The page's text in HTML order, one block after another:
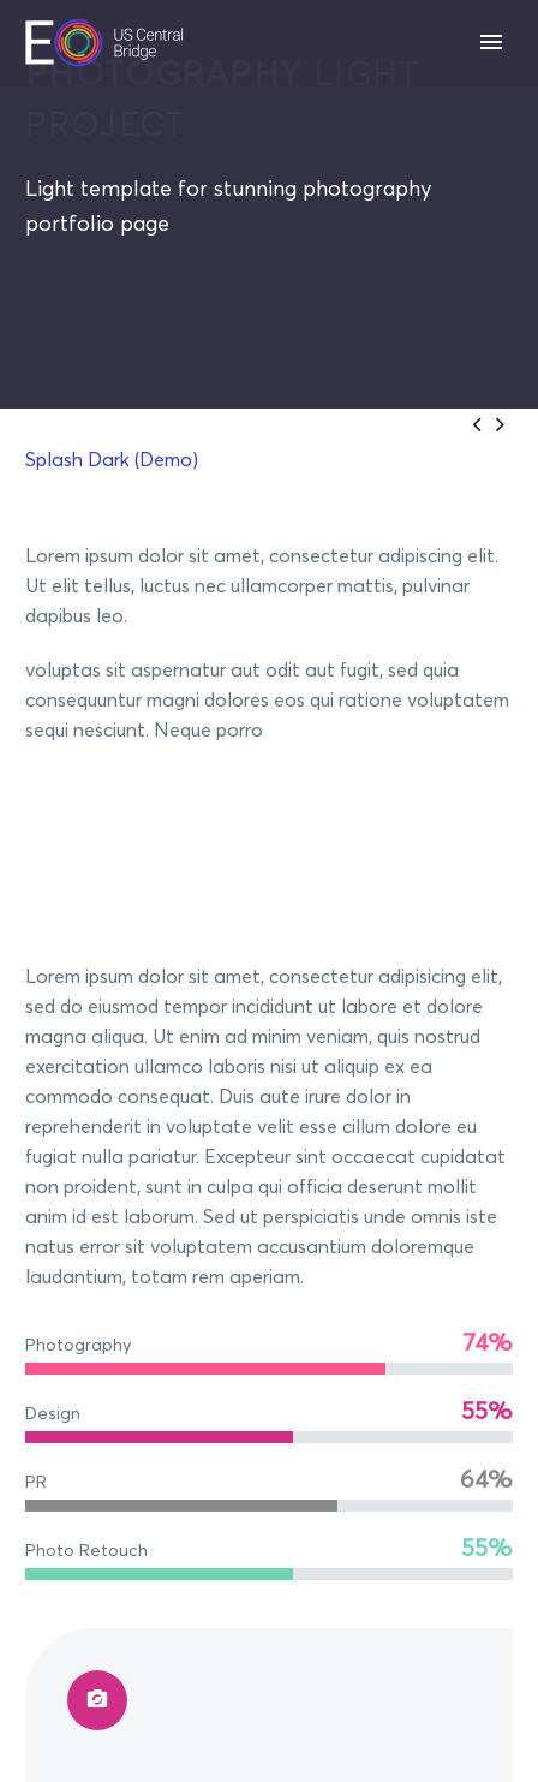
PHOTOGRAPHY
Light template for stunning photography
portfolio page
 
Splash Dark (Demo)
Lorem ipsum dolor sit amet, consectetur adipiscing elit.
Ut elit tellus, luctus nec ullamcorper mattis, pulvinar
dapibus leo.
voluptas sit aspernatur aut odit aut fugit, sed quia
consequuntur magni dolores eos qui ratione voluptatem
sequi nesciunt. Neque porro
Lorem ipsum dolor sit amet, consectetur adipisicing elit,
sed do eiusmod tempor incididunt ut labore et dolore
magna aliqua. Ut enim ad minim veniam, quis nostrud
exercitation ullamco laboris nisi ut aliquip ex ea
commodo consequat. Duis aute irure dolor in
reprehenderit in voluptate velit esse cillum dolore eu
fugiat nulla pariatur. Excepteur sint occaecat cupidatat
non proident, sunt in culpa qui officia deserunt mollit
anim id est laborum. Sed ut perspiciatis unde omnis iste
natus error sit voluptatem accusantium doloremque
laudantium, totam rem aperiam.
Photography 74%
Design 55%
PR 64%
Photo Retouch 55%